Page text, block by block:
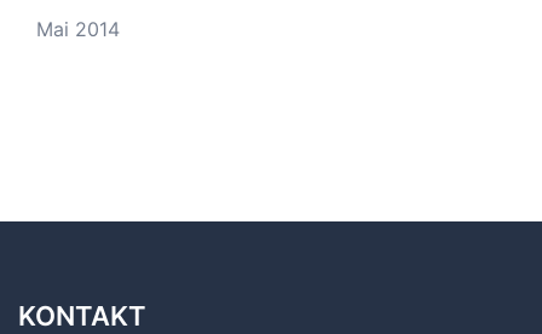
Mai 2014
KONTAKT